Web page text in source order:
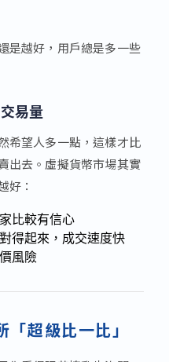
是越好，用戶總是多一些
易量
希望人多一點，這樣才比
出去。虛擬貨幣市場其實
好：
比較有信心
得起來，成交速度快
風險
超級比一比」